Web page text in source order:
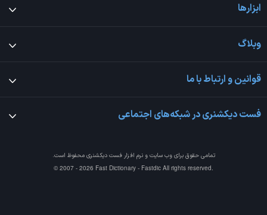
ابزارها
وبلاگ
قوانین و ارتباط با ما
فست دیکشنری در شبکه‌های اجتماعی
تمامی حقوق برای وب سایت و نرم افزارفست دیکشنری محفوظ است.
© 2007 - 2026 Fast Dictionary - Fastdic All rights reserved.